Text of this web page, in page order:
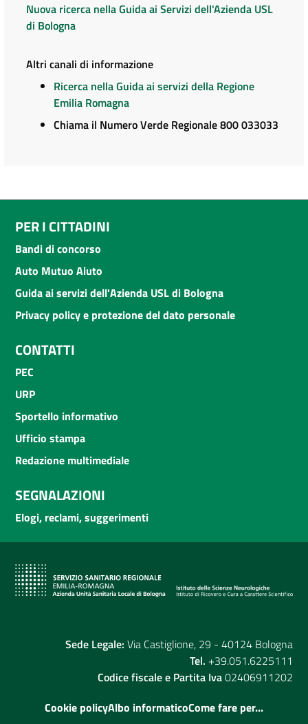
Nuova ricerca nella Guida ai Servizi dell'Azienda USL
di Bologna
Altri canali di informazione
Ricerca nella Guida ai servizi della Regione
Emilia Romagna
Chiama il Numero Verde Regionale 800 033033
PER I CITTADINI
Bandi di concorso
Auto Mutuo Aiuto
Guida ai servizi dell'Azienda USL di Bologna
Privacy policy e protezione del dato personale
CONTATTI
PEC
URP
Sportello informativo
Ufficio stampa
Redazione multimediale
SEGNALAZIONI
Elogi, reclami, suggerimenti
Sede Legale: Via Castiglione, 29 - 40124 Bologna
Tel. +39.051.6225111
Codice fiscale e Partita Iva02406911202
Cookie policyAlbo informaticoCome fare per...